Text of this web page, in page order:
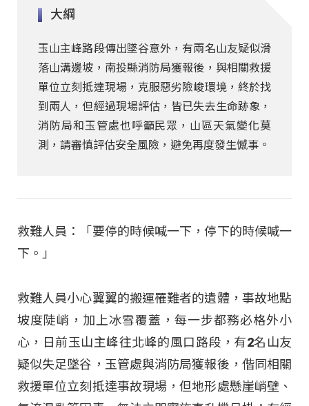
大綱
玉山主峰路段傳出墜谷意外，有兩名山友疑似滑
落山溝邊坡，南投縣消防局獲報後，與相關救援
單位立刻抵達現場，克服惡劣險峻環境，終於找
到兩人，但經過現場評估，皆已失去生命跡象，
消防局和玉管處也呼籲民眾，山區天氣變化莫
測，請審慎評估安全風險，避免再度發生憾事。
救難人員：「要停的時候喊一下，停下的時候喊一
下。」
救難人員小心翼翼的搬運罹難者的遺體，事故地點
坡度陡峭，加上冰雪覆蓋，每一步都務必格外小
心，日前玉山主峰往北峰的風口路段，有2名山友
疑似失足墜谷，玉管處與消防局獲報後，偕同相關
救援單位立刻抵達事故現場，但地形處懸崖峭壁、